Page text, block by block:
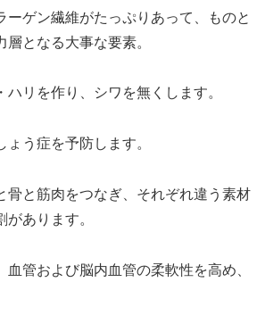
ーゲン繊維がたっぷりあって、ものと
層となる大事な要素。
ハリを作り、シワを無くします。
う症を予防します。
骨と筋肉をつなぎ、それぞれ違う素材
があります。
血管および脳内血管の柔軟性を高め、